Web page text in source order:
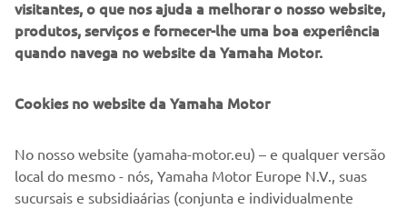
soluções e construir negócios e paixão pelo jogo. O evento
acontece todos os anos em janeiro e continua a ser um
evento exclusivamente comercial, não aberto ao público,
1/3
visitantes, o que nos ajuda a melhorar o nosso website,
produtos, serviços e fornecer-lhe uma boa experiência
quando navega no website da Yamaha Motor.
Cookies no website da Yamaha Motor
No nosso website (yamaha-motor.eu) – e qualquer versão
local do mesmo - nós, Yamaha Motor Europe N.V., suas
sucursais e subsidiaárias (conjunta e individualmente